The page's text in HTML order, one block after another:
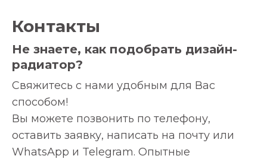
Контакты
Не знаете, как подобрать дизайн-
радиатор?
Свяжитесь с нами удобным для Вас
способом!
Вы можете позвонить по телефону,
оставить заявку, написать на почту или
WhatsApp и Telegram. Опытные